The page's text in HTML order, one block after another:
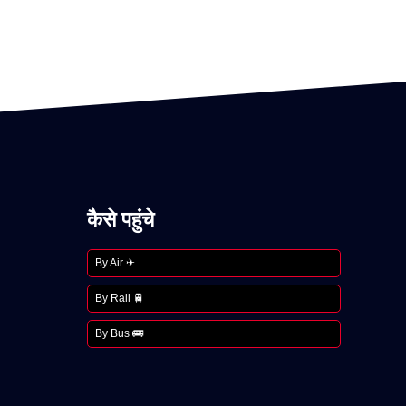
कैसे पहुंचे
By Air ✈
By Rail 🚆
By Bus 🚌